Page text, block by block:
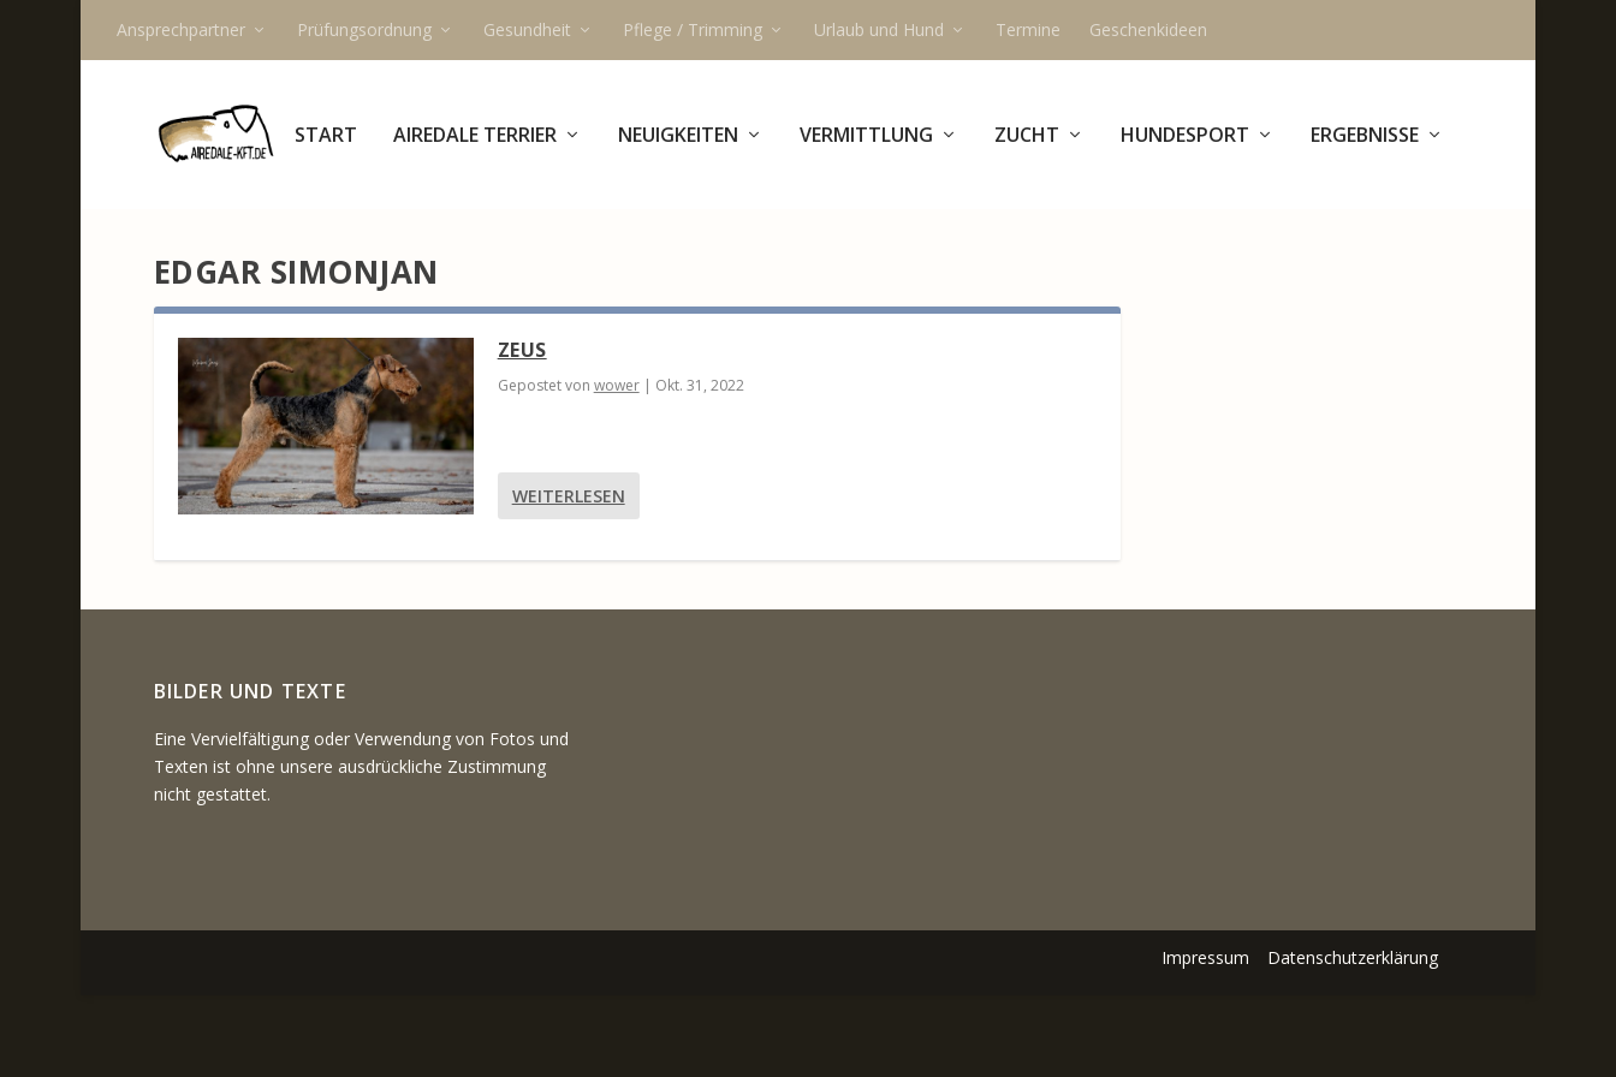
Ansprechpartner Prüfungsordnung Gesundheit Pflege / Trimming Urlaub und Hund Termine Geschenkideen
START AIREDALE TERRIER NEUIGKEITEN VERMITTLUNG ZUCHT HUNDESPORT ERGEBNISSE
EDGAR SIMONJAN
ZEUS
Gepostet von wower| Okt. 31, 2022
WEITERLESEN
BILDER UND TEXTE
Eine Vervielfältigung oder Verwendung von Fotos und
Texten ist ohne unsere ausdrückliche Zustimmung
nicht gestattet.
Impressum Datenschutzerklärung